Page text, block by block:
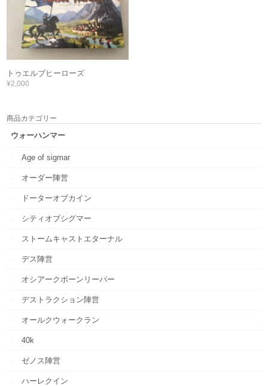
トゥエルブヒーローズ
¥2,000
商品カテゴリー
ウォーハンマー
Age of sigmar
オーダー陣営
ドーターオブカイン
シティオブシグマー
ストームキャストエターナル
デス陣営
オシアークボーンリーパー
デストラクション陣営
オールクウォークラン
40k
ゼノス陣営
ハーレクイン